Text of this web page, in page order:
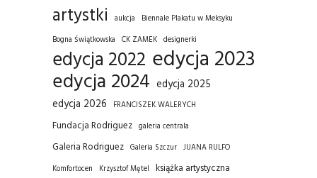
artystki aukcja
Biennale Plakatu w Meksyku
Bogna Świątkowska CK ZAMEK designerki
edycja 2022 edycja 2023
edycja 2024 edycja 2025
edycja 2026
FRANCISZEK WALERYCH
Fundacja Rodriguez galeria centrala
Galeria Rodriguez Galeria Szczur JUANA RULFO
Komfortocen
Krzysztof Mętel książka artystyczna